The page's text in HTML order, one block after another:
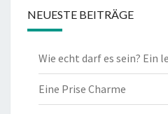
NEUESTE BEITRÄGE
Wie echt darf es sein? Ein
Eine Prise Charme